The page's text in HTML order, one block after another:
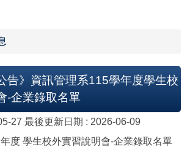
告》資訊管理系115學年度學生校
-企業錄取名單
27 最後更新日期 : 2026-06-09
度 學生校外實習說明會-企業錄取名單